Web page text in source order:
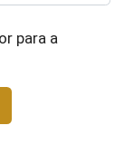
para a